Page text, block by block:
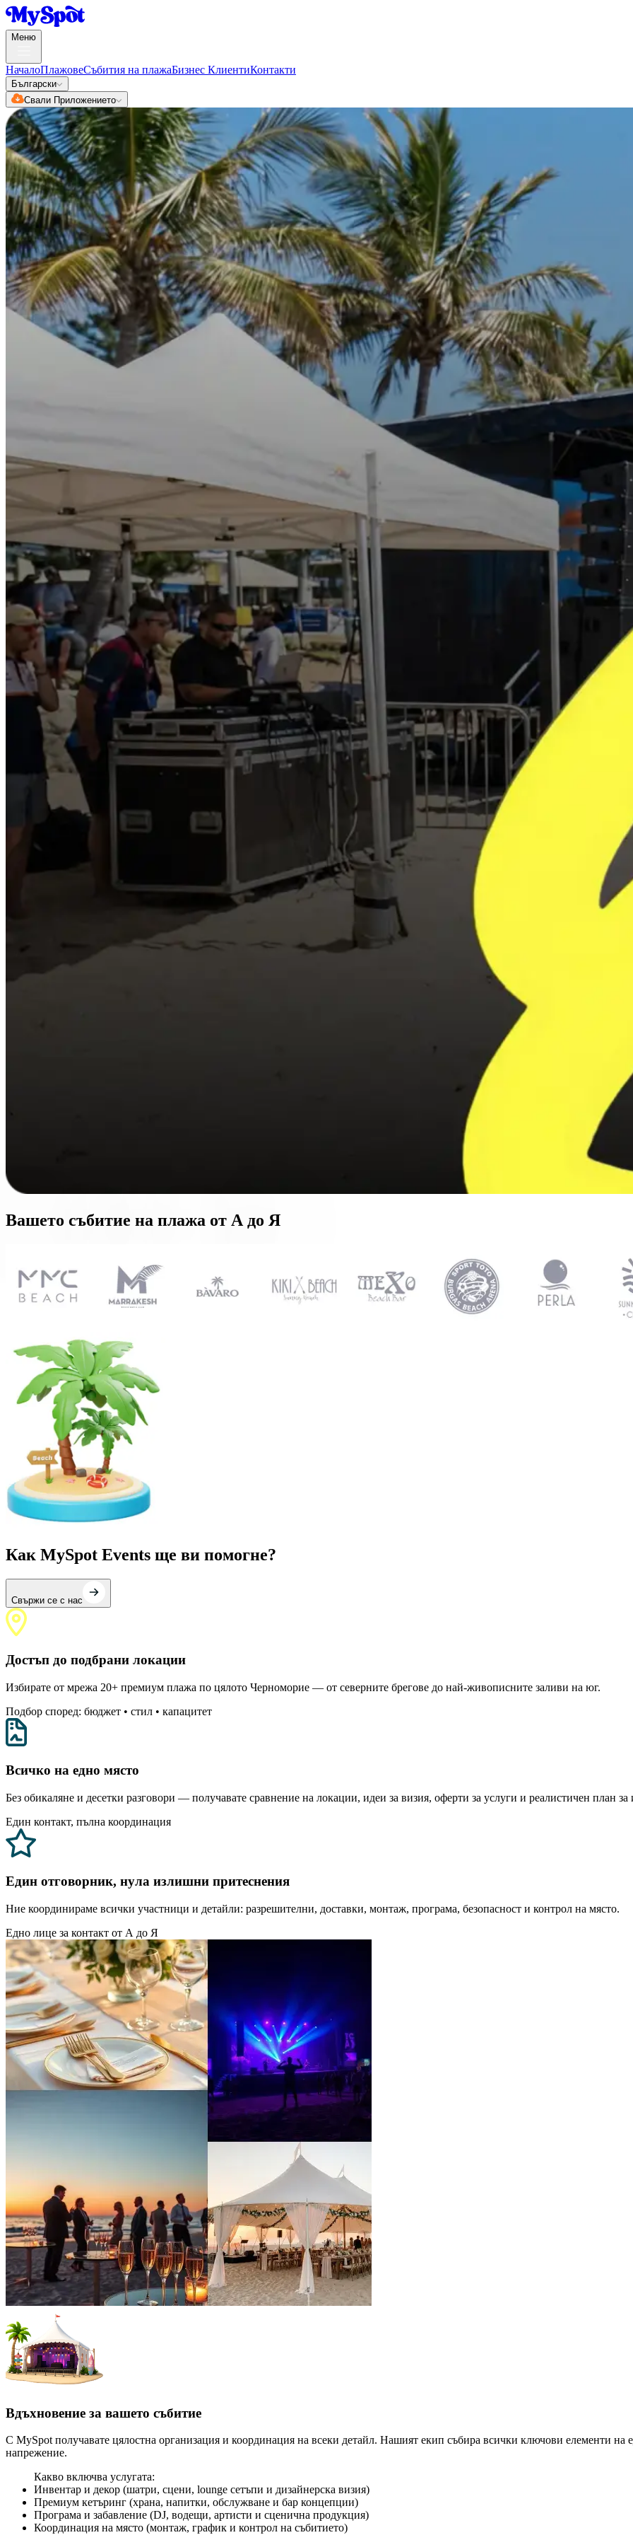
Меню
НачалоПлажовеСъбития на плажаБизнес КлиентиКонтакти
Български
Свали Приложението
Вашето събитие на плажа от А до Я
Как MySpot Events ще ви помогне?
Свържи се с нас
Достъп до подбрани локации
Избирате от мрежа 20+ премиум плажа по цялото Черноморие — от северните брегове до най-живописните заливи на юг.
Подбор според: бюджет • стил • капацитет
Всичко на едно място
Без обикаляне и десетки разговори — получавате сравнение на локации, идеи за визия, оферти за услуги и реалистичен план за
Един контакт, пълна координация
Един отговорник, нула излишни притеснения
Ние координираме всички участници и детайли: разрешителни, доставки, монтаж, програма, безопасност и контрол на място.
Едно лице за контакт от А до Я
Вдъхновение за вашето събитие
С MySpot получавате цялостна организация и координация на всеки детайл. Нашият екип събира всички ключови елементи на
напрежение.
Какво включва услугата:
Инвентар и декор (шатри, сцени, lounge сетъпи и дизайнерска визия)
Премиум кетъринг (храна, напитки, обслужване и бар концепции)
Програма и забавление (DJ, водещи, артисти и сценична продукция)
Координация на място (монтаж, график и контрол на събитието)